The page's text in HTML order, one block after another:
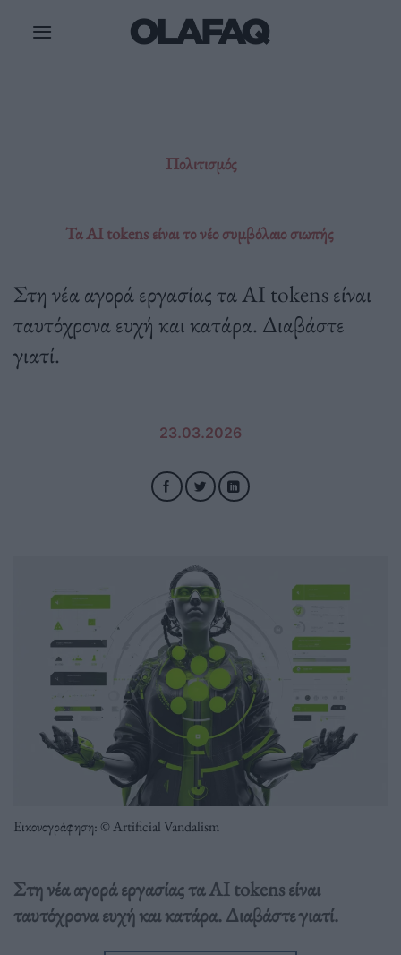
Πολιτισμός
Τα AI tokens είναι το νέο συμβόλαιο σιωπής
Στη νέα αγορά εργασίας τα AI tokens είναι
ταυτόχρονα ευχή και κατάρα. Διαβάστε
γιατί.
23.03.2026
Εικονογράφηση: © Artificial Vandalism
Στη νέα αγορά εργασίας τα AI tokens είναι
ταυτόχρονα ευχή και κατάρα. Διαβάστε γιατί.